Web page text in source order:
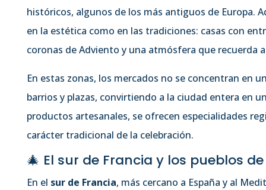
históricos, algunos de los más antiguos de Europa.
en la estética como en las tradiciones: casas con
coronas de Adviento y una atmósfera que recuerda
En estas zonas, los mercados no se concentran en
barrios y plazas, convirtiendo a la ciudad entera en
productos artesanales, se ofrecen especialidades
carácter tradicional de la celebración.
🎄 El sur de Francia y los pueblos
En el sur de Francia, más cercano a España y al